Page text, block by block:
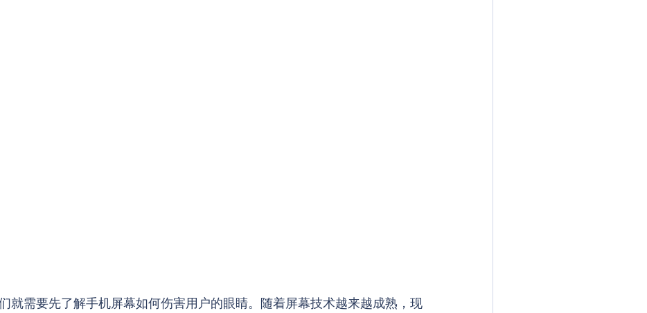
就需要先了解手机屏幕如何伤害用户的眼睛。随着屏幕技术越来越成熟，现